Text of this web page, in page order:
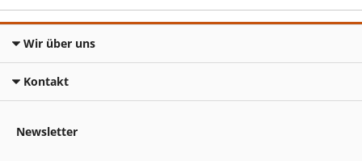
Wir über uns
Kontakt
Newsletter